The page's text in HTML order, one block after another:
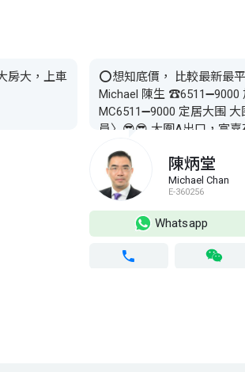
房大，上車
⭕想知底價， 比較最新最
Michael 陳生 ☎️6511➖9000
MC6511➖9000 定居大围
員〉😎😎 大圍A出口，富
陳炳堂
Michael Chan
E-360256
Whatsapp